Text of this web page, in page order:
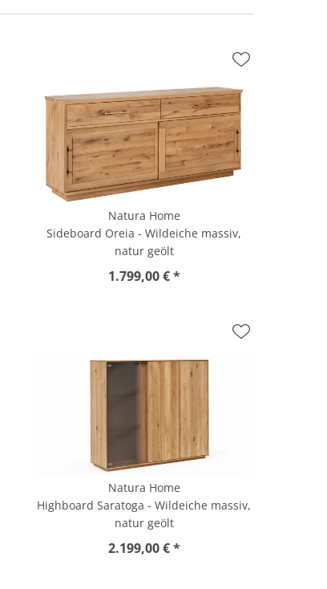
Natura Home
Sideboard Oreia - Wildeiche massiv,
natur geölt
1.799,00 € *
Natura Home
Highboard Saratoga - Wildeiche massiv,
natur geölt
2.199,00 € *